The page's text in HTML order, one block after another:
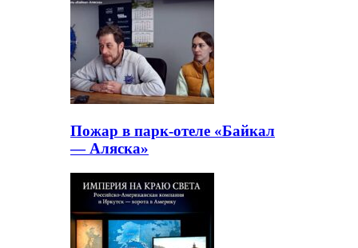
Пожар в парк-отеле «Байкал
— Аляска»